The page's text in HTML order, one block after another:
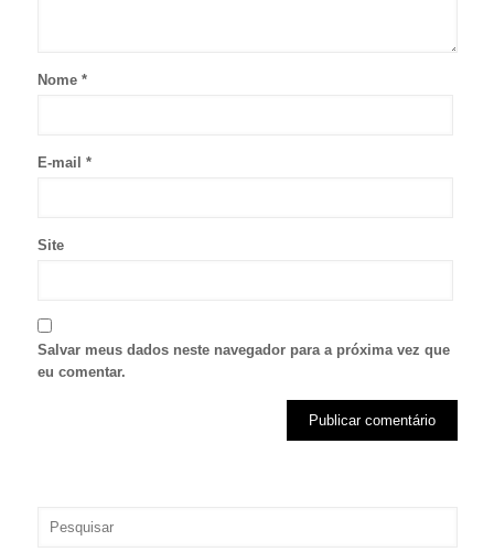
Nome *
E-mail *
Site
Salvar meus dados neste navegador para a próxima vez que
eu comentar.